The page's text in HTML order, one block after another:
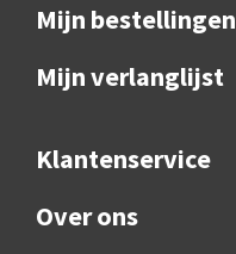
Mijn bestellingen
Mijn verlanglijst
Klantenservice
Over ons